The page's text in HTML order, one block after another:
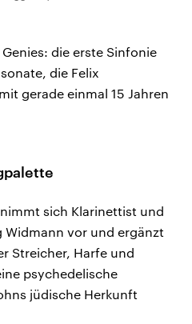
die erste Sinfonie
die Felix
gerade einmal 15 Jahren
sich Klarinettist und
vor und ergänzt
Streicher, Harfe und
psychedelische
jüdische Herkunft